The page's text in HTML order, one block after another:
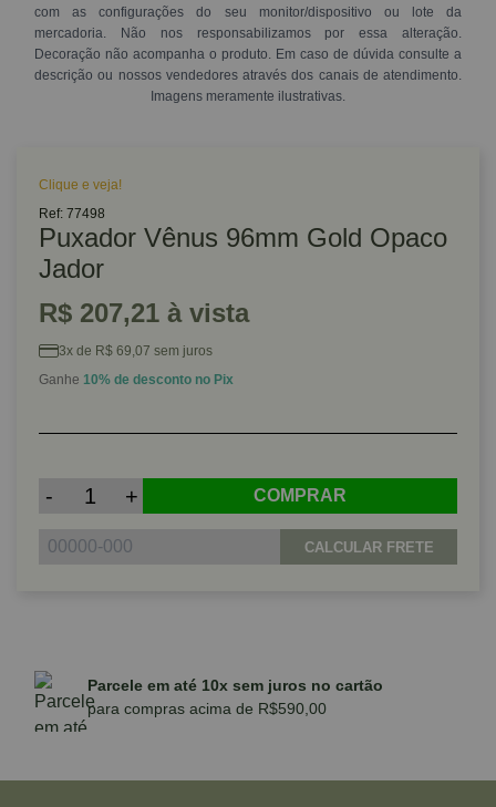
com as configurações do seu monitor/dispositivo ou lote da
mercadoria. Não nos responsabilizamos por essa alteração.
Decoração não acompanha o produto. Em caso de dúvida consulte a
descrição ou nossos vendedores através dos canais de atendimento.
Imagens meramente ilustrativas.
Clique e veja!
Ref: 77498
Puxador Vênus 96mm Gold Opaco
Jador
R$ 207,21 à vista
3x de R$ 69,07 sem juros
Ganhe 10% de desconto no Pix
- + COMPRAR
CALCULAR FRETE
Parcele em até 10x sem juros no cartão
para compras acima de R$590,00